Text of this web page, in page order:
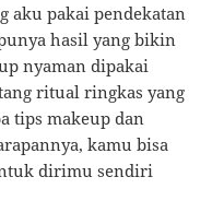
aku pakai pendekatan
hasil yang bikin
nyaman dipakai
ritual ringkas yang
tips makeup dan
kamu bisa
dirimu sendiri